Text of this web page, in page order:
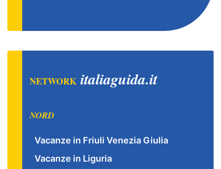
NETWORK italiaguida.it
NORD
Vacanze in Friuli Venezia Giulia
Vacanze in Liguria